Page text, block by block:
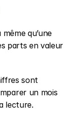
qu’une
parts en valeur
un mois
lecture.